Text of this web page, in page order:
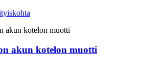
akun kotelon muotti